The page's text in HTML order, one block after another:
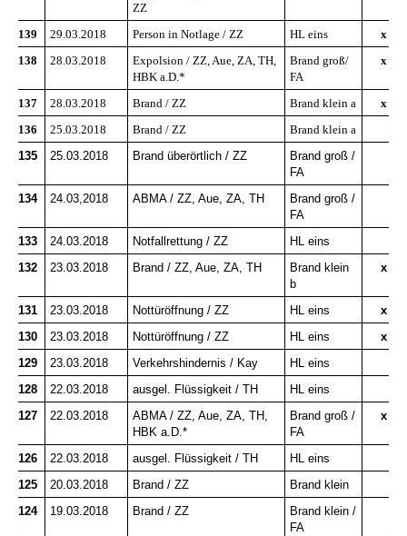
ZZ
139 29.03.2018 Person in Notlage / ZZ HL eins
x
138
28.03.2018
Expolsion / ZZ, Aue, ZA, TH,
HBK a.D.*
Brand groß/
FA
x
137 28.03.2018 Brand / ZZ Brand klein a
x
136
25.03.2018 Brand / ZZ
Brand klein a
135
25.03.2018 Brand überörtlich / ZZ
Brand groß /
FA
134
24.03,2018 ABMA / ZZ, Aue, ZA, TH
Brand groß /
FA
133
24.03.2018 Notfallrettung / ZZ
HL eins
132
23.03.2018 Brand / ZZ, Aue, ZA, TH
Brand klein
b
x
131 23.03.2018 Nottüröffnung / ZZ HL eins
x
130
23.03.2018 Nottüröffnung / ZZ HL eins
x
129
23.03.2018 Verkehrshindernis / Kay
HL eins
128
22.03.2018 ausgel. Flüssigkeit / TH
HL eins
127
22.03.2018
ABMA / ZZ, Aue, ZA, TH,
HBK a.D.*
Brand groß /
FA
x
126 22.03.2018 ausgel. Flüssigkeit / TH
HL eins
125
20.03.2018 Brand / ZZ
Brand klein
124
19.03.2018 Brand / ZZ
Brand klein /
FA